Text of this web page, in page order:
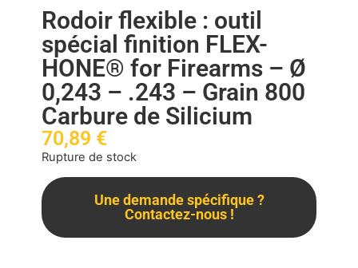
Rodoir flexible : outil
spécial finition FLEX-
HONE® for Firearms – Ø
0,243 – .243 – Grain 800
Carbure de Silicium
70,89 €
Rupture de stock
Une demande spécifique ?
Contactez-nous !